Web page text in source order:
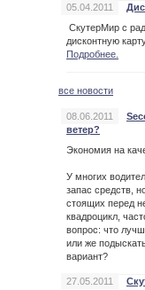
05.04.2011
СкутерМир с
дисконтную
Подробнее.
все новости
08.06.2011
ветер?
Экономия на
У многих
запас средств,
стоящих перед
квадроцикл,
вопрос: что
или же
вариант?
27.05.2011